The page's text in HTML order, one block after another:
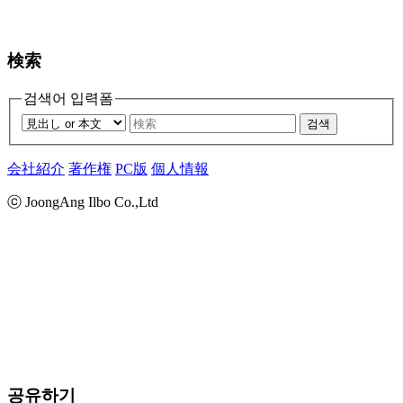
検索
검색어 입력폼
검색
会社紹介 著作権 PC版 個人情報
ⓒ JoongAng Ilbo Co.,Ltd
공유하기